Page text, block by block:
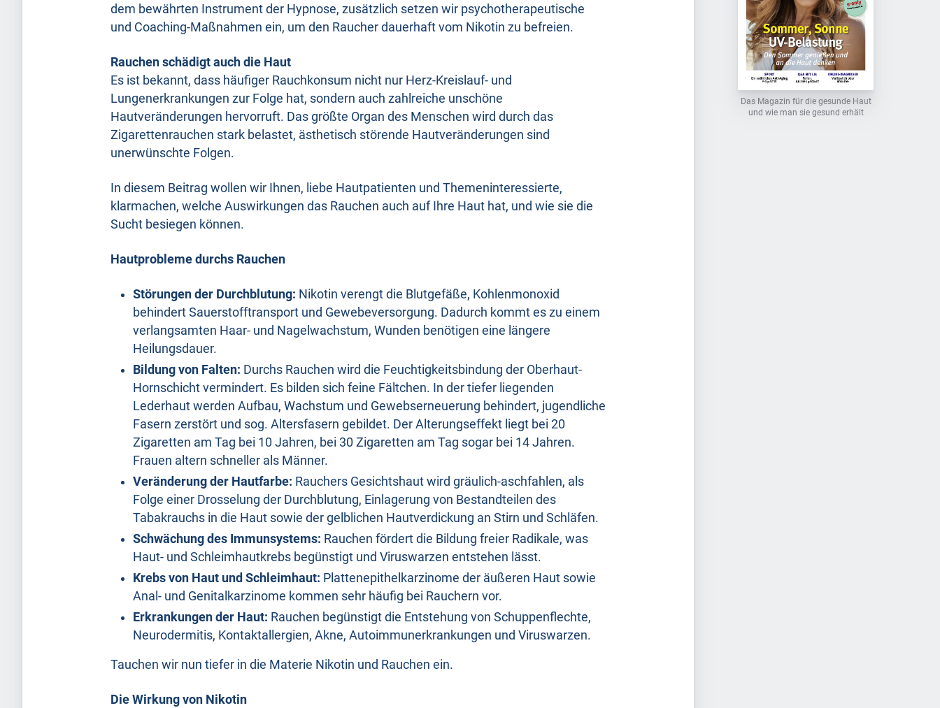
dem bewährten Instrument der Hypnose, zusätzlich setzen wir psychotherapeutische
und Coaching-Maßnahmen ein, um den Raucher dauerhaft vom Nikotin zu befreien.
Rauchen schädigt auch die Haut
Es ist bekannt, dass häufiger Rauchkonsum nicht nur Herz-Kreislauf- und
Lungenerkrankungen zur Folge hat, sondern auch zahlreiche unschöne
Hautveränderungen hervorruft. Das größte Organ des Menschen wird durch das
Zigarettenrauchen stark belastet, ästhetisch störende Hautveränderungen sind
unerwünschte Folgen.
In diesem Beitrag wollen wir Ihnen, liebe Hautpatienten und Themeninteressierte,
klarmachen, welche Auswirkungen das Rauchen auch auf Ihre Haut hat, und wie sie die
Sucht besiegen können.
Hautprobleme durchs Rauchen
Störungen der Durchblutung: Nikotin verengt die Blutgefäße, Kohlenmonoxid
behindert Sauerstofftransport und Gewebeversorgung. Dadurch kommt es zu einem
verlangsamten Haar- und Nagelwachstum, Wunden benötigen eine längere
Heilungsdauer.
Bildung von Falten: Durchs Rauchen wird die Feuchtigkeitsbindung der Oberhaut-
Hornschicht vermindert. Es bilden sich feine Fältchen. In der tiefer liegenden
Lederhaut werden Aufbau, Wachstum und Gewebserneuerung behindert, jugendliche
Fasern zerstört und sog. Altersfasern gebildet. Der Alterungseffekt liegt bei 20
Zigaretten am Tag bei 10 Jahren, bei 30 Zigaretten am Tag sogar bei 14 Jahren.
Frauen altern schneller als Männer.
Veränderung der Hautfarbe: Rauchers Gesichtshaut wird gräulich-aschfahlen, als
Folge einer Drosselung der Durchblutung, Einlagerung von Bestandteilen des
Tabakrauchs in die Haut sowie der gelblichen Hautverdickung an Stirn und Schläfen.
Schwächung des Immunsystems: Rauchen fördert die Bildung freier Radikale, was
Haut- und Schleimhautkrebs begünstigt und Viruswarzen entstehen lässt.
Krebs von Haut und Schleimhaut: Plattenepithelkarzinome der äußeren Haut sowie
Anal- und Genitalkarzinome kommen sehr häufig bei Rauchern vor.
Erkrankungen der Haut: Rauchen begünstigt die Entstehung von Schuppenflechte,
Neurodermitis, Kontaktallergien, Akne, Autoimmunerkrankungen und Viruswarzen.
Tauchen wir nun tiefer in die Materie Nikotin und Rauchen ein.
Die Wirkung von Nikotin
Das Magazin für die gesunde Haut
und wie man sie gesund erhält